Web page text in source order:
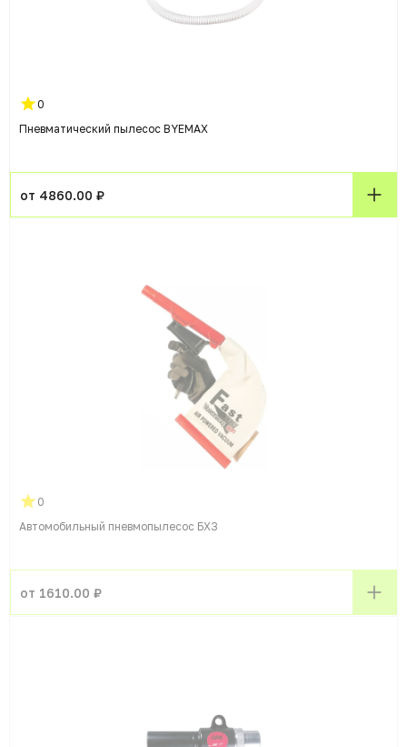
0
Пневматический пылесос BYEMAX
от 4860.00 ₽
0
Автомобильный пневмопылесос БХЗ
от 1610.00 ₽